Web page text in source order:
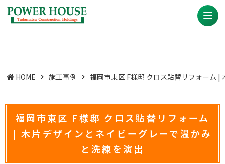
HOME 施工事例 福岡市東区 F様邸 クロス貼替リフォーム
​福岡市東区 F様邸 クロス貼替リフォーム
| 木片デザインとネイビーグレーで温かみ
と洗練を演出